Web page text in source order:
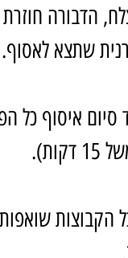
הדבורה
שתצא לאסוף.
איסוף כל
הקבוצות